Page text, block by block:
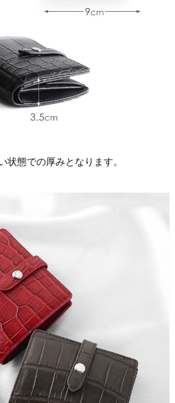
態での厚みとなります。